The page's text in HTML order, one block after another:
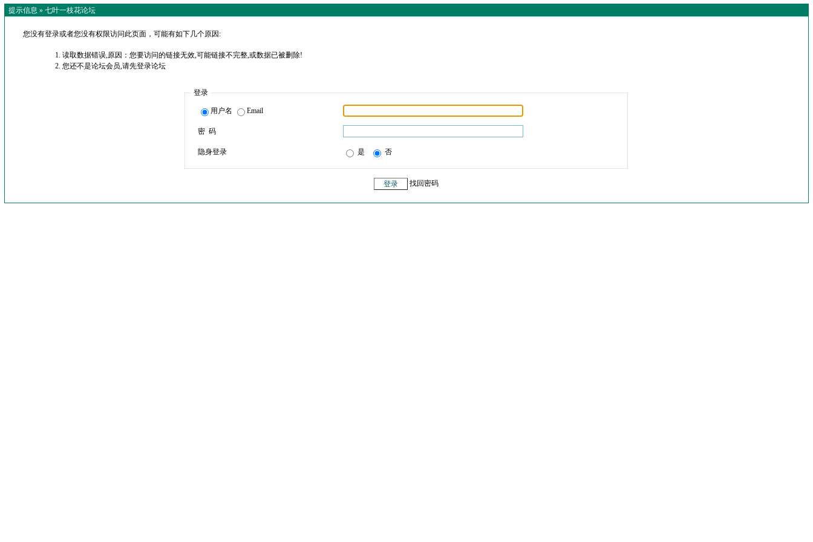
提示信息 » 七叶一枝花论坛
您没有登录或者您没有权限访问此页面，可能有如下几个原因:
读取数据错误,原因：您要访问的链接无效,可能链接不完整,或数据已被删除!
您还不是论坛会员,请先登录论坛
登录
用户名 Email
密 码
隐身登录 是 否
找回密码